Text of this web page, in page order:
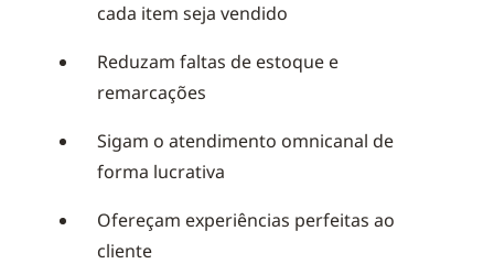
cada item seja vendido
Reduzam faltas de estoque e
remarcações
Sigam o atendimento omnicanal de
forma lucrativa
Ofereçam experiências perfeitas ao
cliente